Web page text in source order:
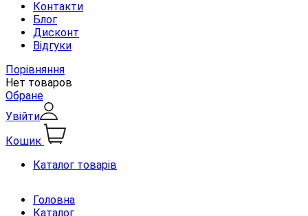
Контакти
Блог
Дисконт
Відгуки
Порівняння
Нет товаров
Обране
Увійти
Кошик
Каталог товарів
Головна
Каталог